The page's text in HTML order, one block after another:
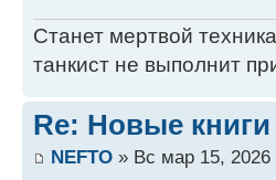
Станет мертвой
танкист не выполнит
Re: Новые книги
NEFTO » Вс мар 15, 2026